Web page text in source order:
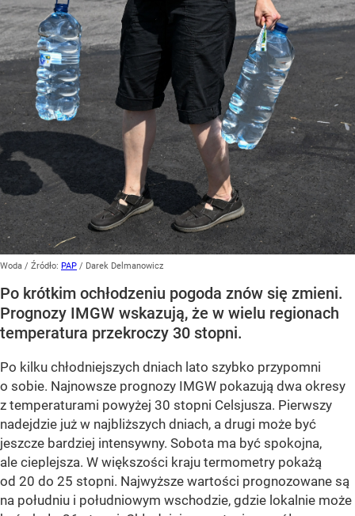
Woda / Źródło: PAP / Darek Delmanowicz
Po krótkim ochłodzeniu pogoda znów się zmieni.
Prognozy IMGW wskazują, że w wielu regionach
temperatura przekroczy 30 stopni.
Po kilku chłodniejszych dniach lato szybko przypomni
o sobie. Najnowsze prognozy IMGW pokazują dwa okresy
z temperaturami powyżej 30 stopni Celsjusza. Pierwszy
nadejdzie już w najbliższych dniach, a drugi może być
jeszcze bardziej intensywny. Sobota ma być spokojna,
ale cieplejsza. W większości kraju termometry pokażą
od 20 do 25 stopni. Najwyższe wartości prognozowane są
na południu i południowym wschodzie, gdzie lokalnie może